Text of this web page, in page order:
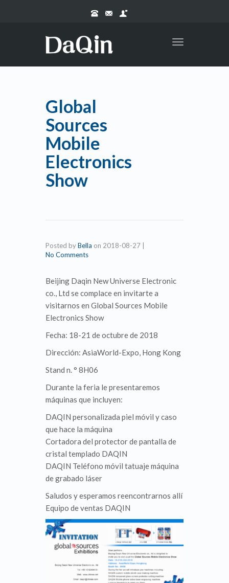
Toggle
Global
Sources
Mobile
Electronics
Show
Posted byBella on 2018-08-27
No Comments
Beijing Daqin New Universe Electronic
co., Ltd se complace en invitarte a
visitarnos en Global Sources Mobile
Electronics Show
Fecha: 18-21 de octubre de 2018
Dirección: AsiaWorld-Expo, Hong Kong
Stand n. ° 8H06
Durante la feria le presentaremos
máquinas que incluyen:
DAQIN personalizada piel móvil y caso
que hace la máquina
Cortadora del protector de pantalla de
cristal templado DAQIN
DAQIN Teléfono móvil tatuaje máquina
de grabado láser
Saludos y esperamos reencontrarnos allí
Equipo de ventas DAQIN